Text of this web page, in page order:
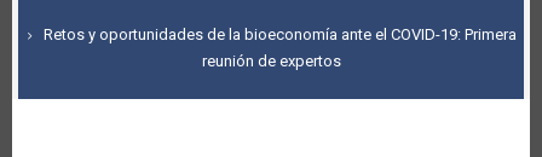
Retos y oportunidades de la bioeconomía ante el COVID-19: Primera
reunión de expertos